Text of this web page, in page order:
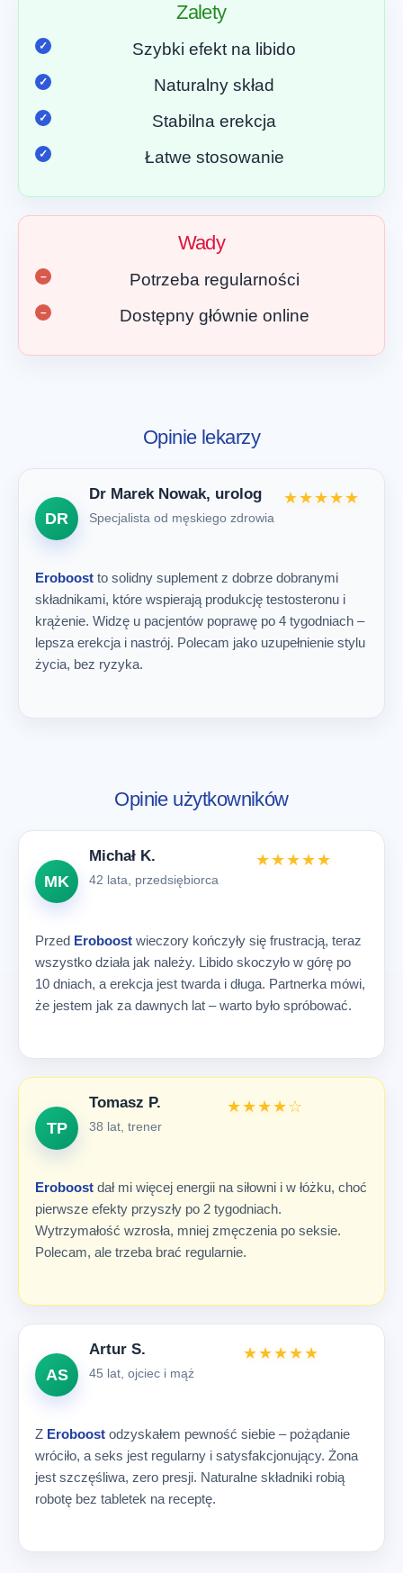
Zalety
Szybki efekt na libido
Naturalny skład
Stabilna erekcja
Łatwe stosowanie
Wady
Potrzeba regularności
Dostępny głównie online
Opinie lekarzy
DR
Dr Marek Nowak, urolog
Specjalista od męskiego zdrowia
★★★★★
Eroboost to solidny suplement z dobrze dobranymi
składnikami, które wspierają produkcję testosteronu i
krążenie. Widzę u pacjentów poprawę po 4 tygodniach –
lepsza erekcja i nastrój. Polecam jako uzupełnienie stylu
życia, bez ryzyka.
Opinie użytkowników
MK
Michał K.
42 lata, przedsiębiorca
★★★★★
Przed Eroboost wieczory kończyły się frustracją, teraz
wszystko działa jak należy. Libido skoczyło w górę po
10 dniach, a erekcja jest twarda i długa. Partnerka mówi,
że jestem jak za dawnych lat – warto było spróbować.
TP
Tomasz P.
38 lat, trener
★★★★☆
Eroboost dał mi więcej energii na siłowni i w łóżku, choć
pierwsze efekty przyszły po 2 tygodniach.
Wytrzymałość wzrosła, mniej zmęczenia po seksie.
Polecam, ale trzeba brać regularnie.
AS
Artur S.
45 lat, ojciec i mąż
★★★★★
Z Eroboost odzyskałem pewność siebie – pożądanie
wróciło, a seks jest regularny i satysfakcjonujący. Żona
jest szczęśliwa, zero presji. Naturalne składniki robią
robotę bez tabletek na receptę.